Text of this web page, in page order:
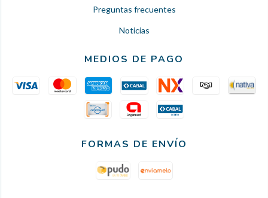
Preguntas frecuentes
Noticias
MEDIOS DE PAGO
FORMAS DE ENVÍO